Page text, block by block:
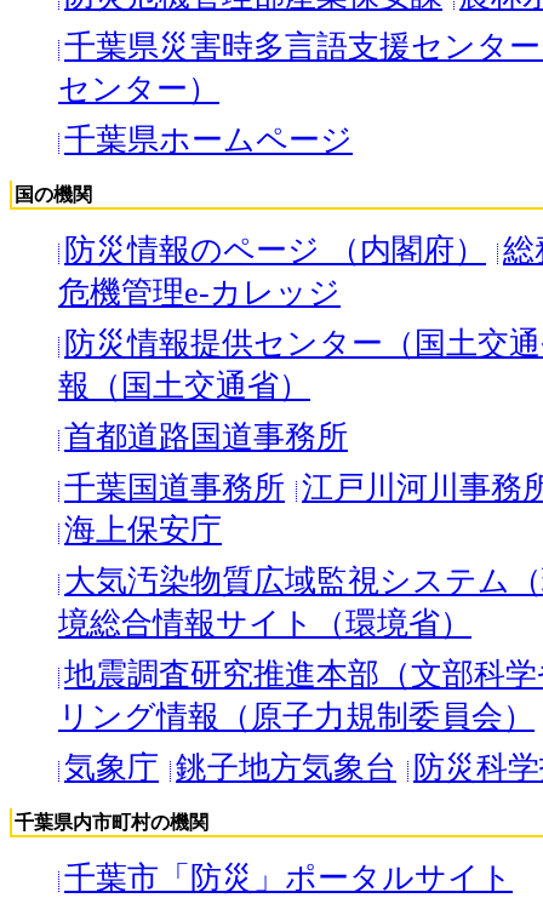
千葉県災害時多言語支援センタ
センター）
千葉県ホームページ
国の機関
防災情報のページ （内閣府）
総
危機管理e-カレッジ
防災情報提供センター（国土交
報（国土交通省）
首都道路国道事務所
千葉国道事務所 江戸川河川事務
海上保安庁
大気汚染物質広域監視システム
境総合情報サイト（環境省）
地震調査研究推進本部（文部科
リング情報（原子力規制委員会）
気象庁 銚子地方気象台 防災科
千葉県内市町村の機関
千葉市「防災」ポータルサイト